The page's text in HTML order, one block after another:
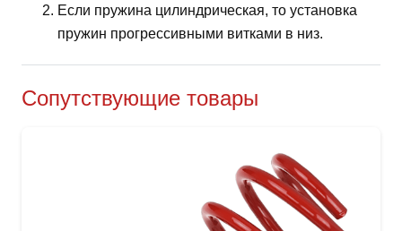
Если пружина цилиндрическая, то установка
пружин прогрессивными витками в низ.
Сопутствующие товары